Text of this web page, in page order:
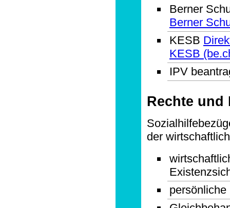
Berner
Berner
KESB
KESB
IPV
Rechte und
der
persönliche